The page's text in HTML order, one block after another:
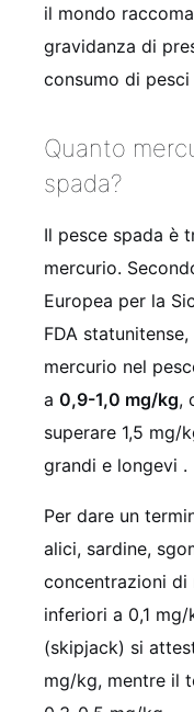
il mondo
gravidanza di
consumo di
Quanto
spada?
Il pesce spada è
mercurio.
Europea per la
FDA
mercurio nel
a 0,9-1,0 mg/kg,
superare 1,5 mg/
grandi e longevi .
Per dare un
alici, sardine,
concentrazioni di
inferiori a 0,1
(skipjack) si
mg/kg, mentre il